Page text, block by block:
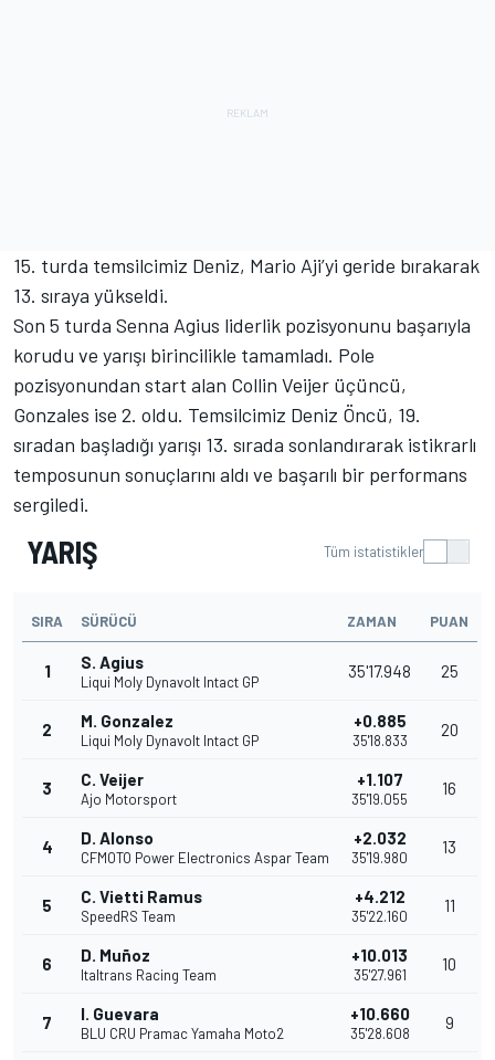
15. turda temsilcimiz Deniz, Mario Aji’yi geride bırakarak
13. sıraya yükseldi.
Son 5 turda Senna Agius liderlik pozisyonunu başarıyla
korudu ve yarışı birincilikle tamamladı. Pole
pozisyonundan start alan Collin Veijer üçüncü,
Gonzales ise 2. oldu. Temsilcimiz Deniz Öncü, 19.
sıradan başladığı yarışı 13. sırada sonlandırarak istikrarlı
temposunun sonuçlarını aldı ve başarılı bir performans
sergiledi.
YARIŞ Tüm istatistikler
SIRA SÜRÜCÜ ZAMAN PUAN
1 S. Agius
Liqui Moly Dynavolt Intact GP
35'17.948 25
2 M. Gonzalez
Liqui Moly Dynavolt Intact GP
+0.885
35'18.833
20
3 C. Veijer
Ajo Motorsport
+1.107
35'19.055
16
4 D. Alonso
CFMOTO Power Electronics Aspar Team
+2.032
35'19.980
13
5 C. Vietti Ramus
SpeedRS Team
+4.212
35'22.160
11
6 D. Muñoz
Italtrans Racing Team
+10.013
35'27.961
10
7 I. Guevara
BLU CRU Pramac Yamaha Moto2
+10.660
35'28.608
9